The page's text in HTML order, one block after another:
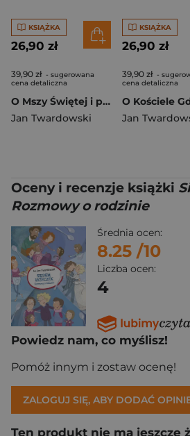
KSIĄŻKA
26,90 zł
39,90 zł - sugerowana
cena detaliczna
O Mszy Świętej i pierwszej Komunii Jak się spotkać z Panem Bogiem?
Jan Twardowski
KSIĄŻKA
26,90 zł
39,90 zł -
cena detaliczna
Jan
Oceny i recenzje książki
Rozmowy o rodzinie
Średnia ocen:
8.25 /10
Liczba ocen:
4
Powiedz nam, co myślisz!
Pomóż innym i zostaw ocenę!
ZALOGUJ SIĘ, ABY DODAĆ
Ten produkt nie ma jeszcze